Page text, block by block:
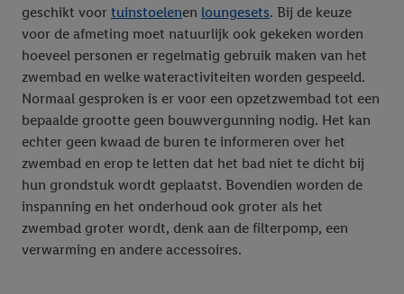
geschikt voor tuinstoelenen loungesets. Bij de keuze
voor de afmeting moet natuurlijk ook gekeken worden
hoeveel personen er regelmatig gebruik maken van het
zwembad en welke wateractiviteiten worden gespeeld.
Normaal gesproken is er voor een opzetzwembad tot een
bepaalde grootte geen bouwvergunning nodig. Het kan
echter geen kwaad de buren te informeren over het
zwembad en erop te letten dat het bad niet te dicht bij
hun grondstuk wordt geplaatst. Bovendien worden de
inspanning en het onderhoud ook groter als het
zwembad groter wordt, denk aan de filterpomp, een
verwarming en andere accessoires.